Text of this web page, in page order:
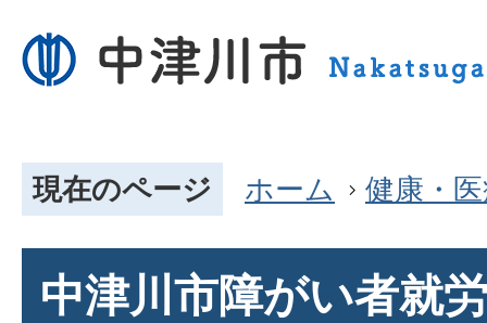
現在のページ ホーム 健康・
中津川市障がい者就